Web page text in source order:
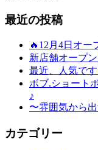
最近の投稿
🔥12月4日オー
新店舗オープ
最近、人気です
ボブ.ショート
♪
〜雰囲気から
カテゴリー